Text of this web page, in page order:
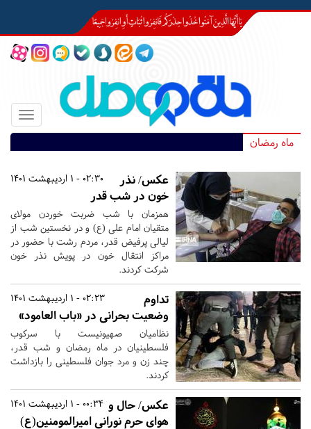
Toggle
ماه رمضان
02:30 - 1 اردیبهشت 1401
عکس/ نذر
خون در شب قدر
همزمان با شب ضربت خوردن مولای
متقیان امام علی (ع) و در نخستین شب از
لیالی پرفیض قدر، مردم رشت با حضور در
مراکز انتقال خون در پویش نذر خون
شرکت کردند.
02:23 - 1 اردیبهشت 1401
تداوم
وضعیت بحرانی در «باب العامود»
نظامیان صهیونیست با سرکوب
فلسطینیان در ماه رمضان و شب قدر،
چند زن و مرد جوان فلسطینی را بازداشت
کردند.
00:34 - 1 اردیبهشت 1401 عکس/ حال و
هوای حرم نورانی امیرالمومنین(ع)